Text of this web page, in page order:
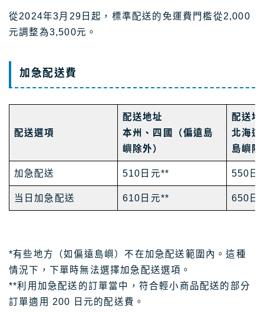
從2024年3月29日起，標準配送的免運費門檻從2,000
元調整為3,500元。
加急配送費
配送選項
配送地址
本州、四國（偏遠島
嶼除外）
配送地
北海
島嶼
加急配送 510日元** 550日
当日加急配送 610日元** 650日
*有些地方（如偏遠島嶼）不在加急配送範圍內。這種
情況下，下單時無法選擇加急配送選項。
**利用加急配送的訂單當中，符合輕小商品配送的部分
訂單適用 200 日元的配送費。